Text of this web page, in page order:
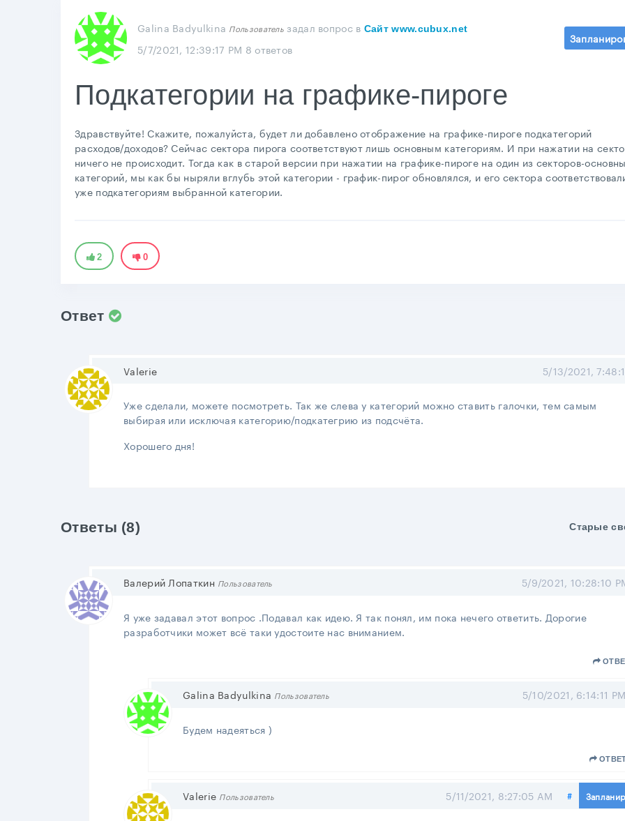
Galina Badyulkina Пользователь задал вопрос в Сайт www.cubux.net
5/7/2021, 12:39:17 PM 8 ответов
Подкатегории на графике-пироге
Здравствуйте! Скажите, пожалуйста, будет ли добавлено отображение на графике-пироге подкатегорий
расходов/доходов? Сейчас сектора пирога соответствуют лишь основным категориям. И при нажатии на
ничего не происходит. Тогда как в старой версии при нажатии на графике-пироге на один из секторов-
категорий, мы как бы ныряли вглубь этой категории - график-пирог обновлялся, и его сектора
уже подкатегориям выбранной категории.
2 0
Ответ
Valerie 5/13/2021,
Уже сделали, можете посмотреть. Так же слева у категорий можно ставить галочки, тем самым
выбирая или исключая категорию/подкатегрию из подсчёта.
Хорошего дня!
Ответы (8) Старые
Валерий Лопаткин Пользователь 5/9/2021, 10:28:10
Я уже задавал этот вопрос .Подавал как идею. Я так понял, им пока нечего ответить. Дорогие
разработчики может всё таки удостоите нас вниманием.
Galina Badyulkina Пользователь 5/10/2021, 6:14:11 PM
Будем надеяться )
Valerie Пользователь #
5/11/2021, 8:27:05 AM